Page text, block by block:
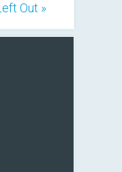
Out »